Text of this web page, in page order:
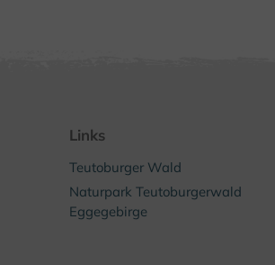
Links
Teutoburger Wald
Naturpark Teutoburgerwald
Eggegebirge